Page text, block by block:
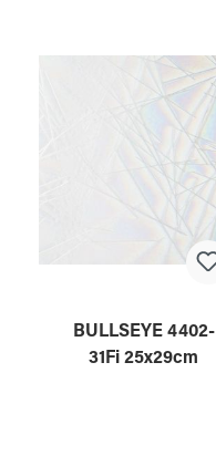
BULLSEYE 4402-
31Fi 25x29cm